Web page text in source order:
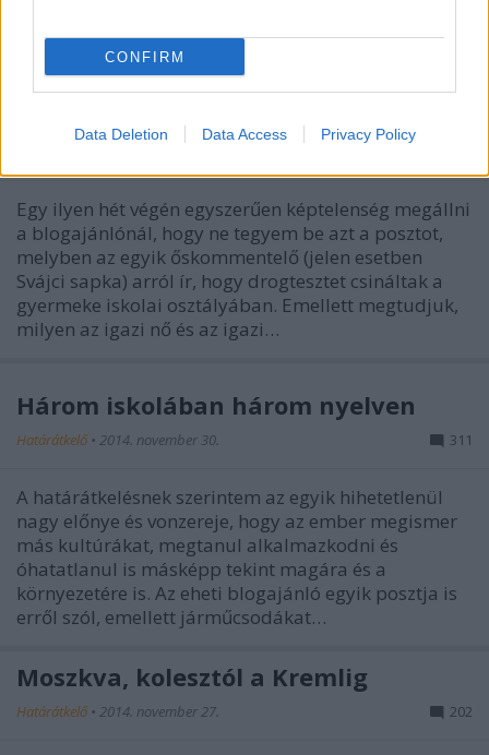
CONFIRM
Data Deletion Data Access Privacy Policy
Menjek/Maradjak londoni epizódjához. Először
Indonéziába…
Drogteszt a svájci suliban
Egy ilyen hét végén egyszerűen képtelenség megállni
a blogajánlónál, hogy ne tegyem be azt a posztot,
melyben az egyik őskommentelő (jelen esetben
Svájci sapka) arról ír, hogy drogtesztet csináltak a
gyermeke iskolai osztályában. Emellett megtudjuk,
milyen az igazi nő és az igazi…
Három iskolában három nyelven
Határátkelő • 2014. november 30. 311
A határátkelésnek szerintem az egyik hihetetlenül
nagy előnye és vonzereje, hogy az ember megismer
más kultúrákat, megtanul alkalmazkodni és
óhatatlanul is másképp tekint magára és a
környezetére is. Az eheti blogajánló egyik posztja is
erről szól, emellett járműcsodákat…
Moszkva, kolesztól a Kremlig
Határátkelő • 2014. november 27. 202